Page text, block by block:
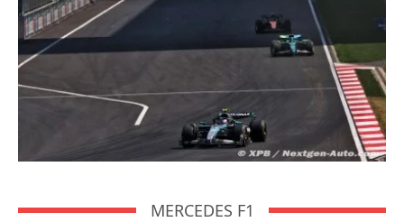
MERCEDES F1